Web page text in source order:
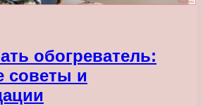
обогреватель:
советы и